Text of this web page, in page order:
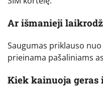
Ar išmanieji
Saugumas priklauso
prieinama pašaliniams
Kiek kainuoja